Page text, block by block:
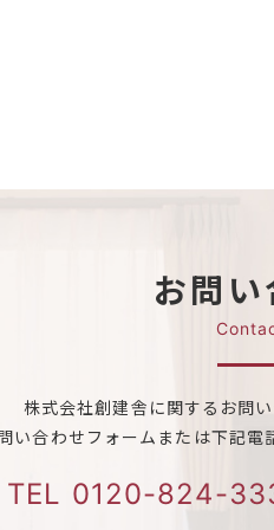
お問い
株式会社創建舎に関する お問
い合わせフォームまたは下記電
TEL 0120-824-